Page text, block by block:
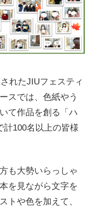
れたJIUフェスティ
スでは、色紙やう
て作品を創る「ハ
計100名以上の皆様
も大勢いらっしゃ
を見ながら文字を
トや色を加えて、